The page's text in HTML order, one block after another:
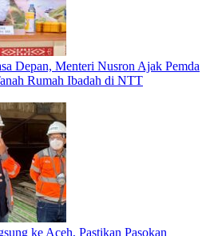
Depan, Menteri Nusron Ajak Pemda
Rumah Ibadah di NTT
ke Aceh, Pastikan Pasokan